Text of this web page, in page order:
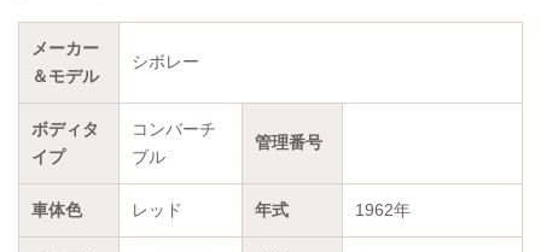
メーカー
＆モデル
シボレー
ボディタ
イプ
コンバーチ
ブル
管理番号
車体色 レッド 年式 1962年